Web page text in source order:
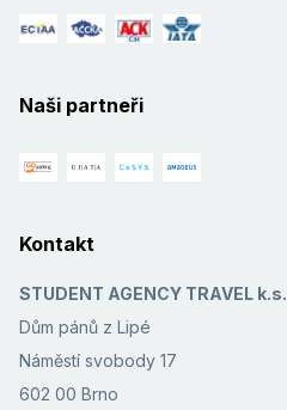
Naši partneři
Kontakt
STUDENT AGENCY TRAVEL k.s.
Dům pánů z Lipé
Náměstí svobody 17
602 00 Brno